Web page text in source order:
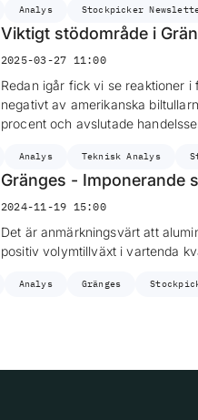
Analys Stockpicker
Viktigt stödområde i
2025-03-27 11:00
Redan igår fick vi se reaktioner
negativt av amerikanska
procent och avslutade
Analys Teknisk Analys
Gränges - Imponerande
2024-11-19 15:00
Det är anmärkningsvärt att
positiv volymtillväxt i vartenda
Analys Gränges